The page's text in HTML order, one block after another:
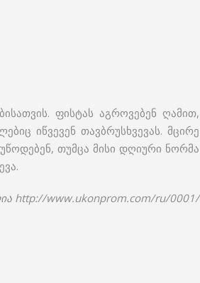
ფისტას აგროვებენ ღამით,
იწვევენ თავბრუსხვევას. მცირე
თუმცა მისი დღიური ნორმა
http://www.ukonprom.com/ru/0001/